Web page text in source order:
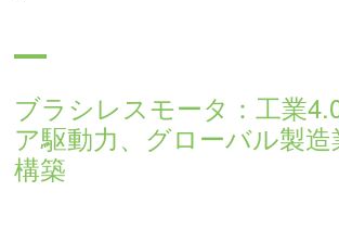
ブラシレスモータ：工業
ア駆動力、グローバル製
構築